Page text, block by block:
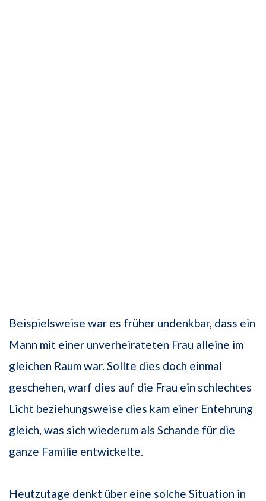
Beispielsweise war es früher undenkbar, dass ein
Mann mit einer unverheirateten Frau alleine im
gleichen Raum war. Sollte dies doch einmal
geschehen, warf dies auf die Frau ein schlechtes
Licht beziehungsweise dies kam einer Entehrung
gleich, was sich wiederum als Schande für die
ganze Familie entwickelte.
Heutzutage denkt über eine solche Situation in